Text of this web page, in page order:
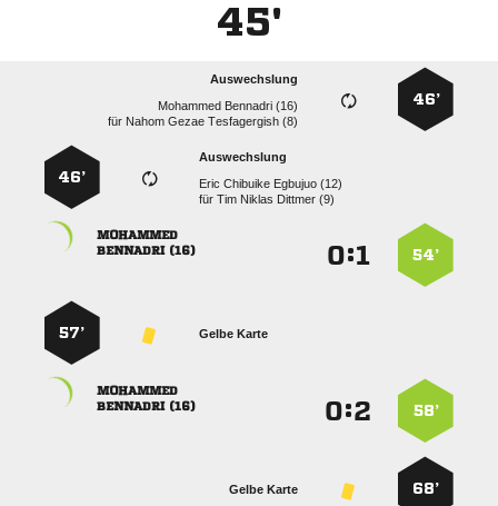
45'
46’
Auswechslung
  
für    
Auswechslung
   
für   
46’
54’
:

 
Gelbe Karte
57’
58’
:

 
68’
Gelbe Karte